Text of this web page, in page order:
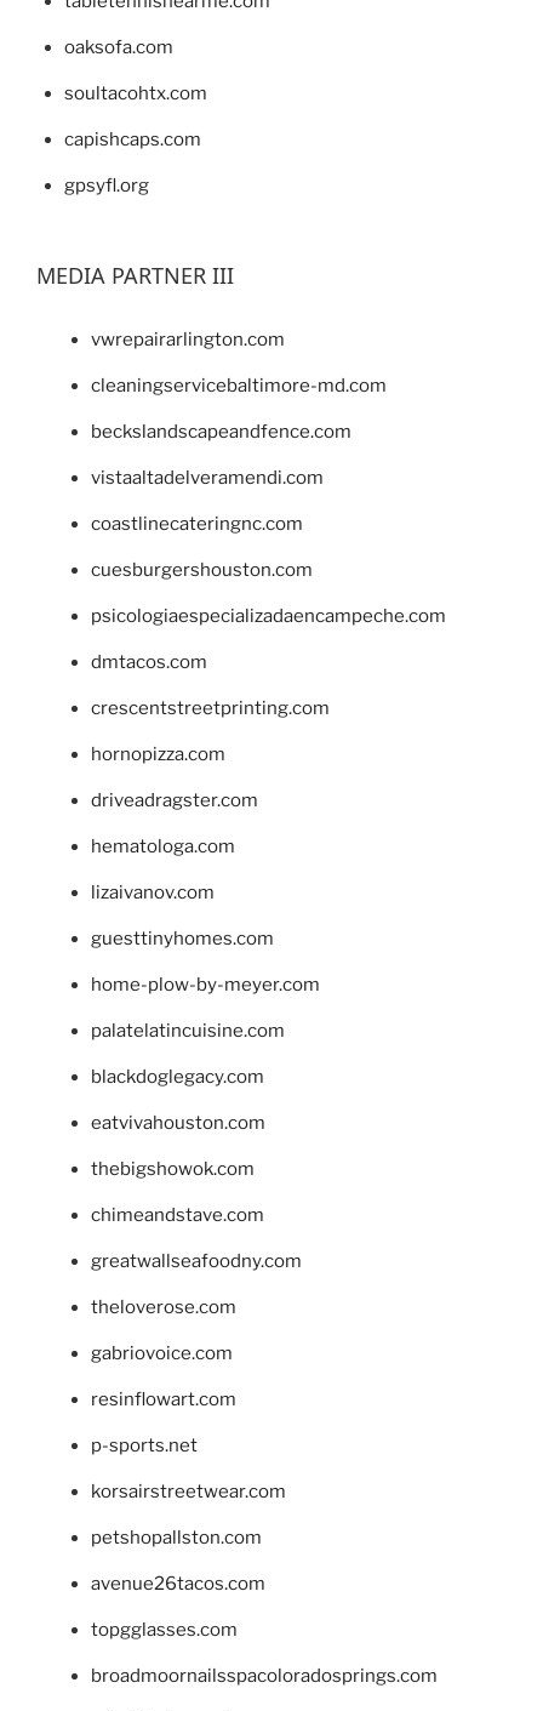
oaksofa.com
soultacohtx.com
capishcaps.com
gpsyfl.org
MEDIA PARTNER III
vwrepairarlington.com
cleaningservicebaltimore-md.com
beckslandscapeandfence.com
vistaaltadelveramendi.com
coastlinecateringnc.com
cuesburgershouston.com
psicologiaespecializadaencampeche.com
dmtacos.com
crescentstreetprinting.com
hornopizza.com
driveadragster.com
hematologa.com
lizaivanov.com
guesttinyhomes.com
home-plow-by-meyer.com
palatelatincuisine.com
blackdoglegacy.com
eatvivahouston.com
thebigshowok.com
chimeandstave.com
greatwallseafoodny.com
theloverose.com
gabriovoice.com
resinflowart.com
p-sports.net
korsairstreetwear.com
petshopallston.com
avenue26tacos.com
topgglasses.com
broadmoornailsspacoloradosprings.com